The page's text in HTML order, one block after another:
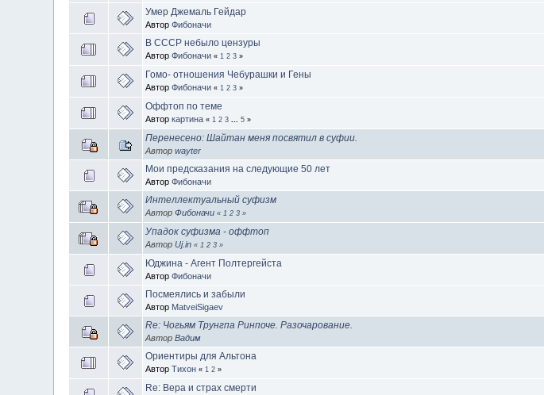
Умер Джемаль Гейдар
АвторФибоначи
В СССР небыло цензуры
АвторФибоначи «1 2 3 »
Гомо- отношения Чебурашки и Гены
АвторФибоначи «1 2 3 »
Оффтоп по теме
Авторкартина «1 2 3 ...5 »
Перенесено: Шайтан меня посвятил в суфии.
Авторwayter
Мои предсказания на следующие 50 лет
АвторФибоначи
Интеллектуальный суфизм
АвторФибоначи «1 2 3 »
Упадок суфизма - оффтоп
АвторUj.in «1 2 3 »
Юджина - Агент Полтергейста
АвторФибоначи
Посмеялись и забыли
Автор MatveiSigaev
Re: Чогьям Трунгпа Ринпоче. Разочарование.
АвторВадим
Ориентиры для Альтона
АвторТихон «1 2 »
Re: Вера и страх смерти